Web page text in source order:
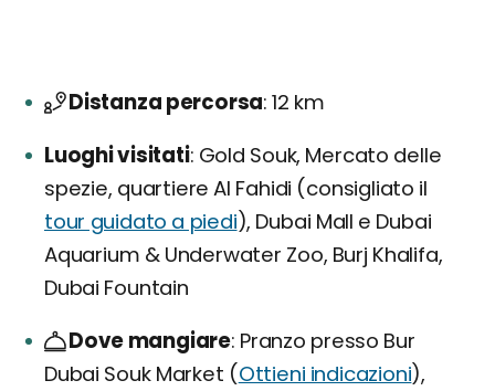
Distanza percorsa 12 km
Luoghi visitati Gold Souk, Mercato delle
spezie, quartiere Al Fahidi (consigliato il
tour guidato a piedi), Dubai Mall e Dubai
Aquarium & Underwater Zoo, Burj Khalifa,
Dubai Fountain
Dove mangiare Pranzo presso Bur
Dubai Souk Market (Ottieni indicazioni),